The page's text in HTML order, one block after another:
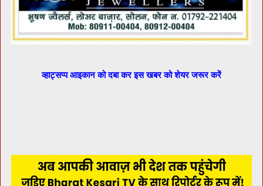
व्हाट्सप्प आइकान को दबा कर इस खबर को शेयर जरूर करें